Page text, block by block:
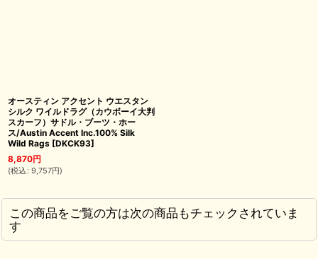
オースティン アクセント ウエスタン
シルク ワイルドラグ（カウボーイ大判
スカーフ）サドル・ブーツ・ホー
ス/Austin Accent Inc.100% Silk
Wild Rags [DKCK93]
8,870円
(税込 : 9,757円)
この商品をご覧の方は次の商品もチェックされていま
す